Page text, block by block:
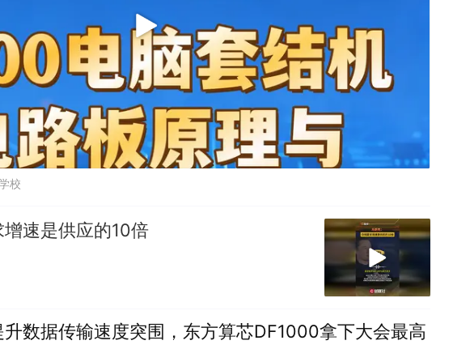
校
速是供应的10倍
数据传输速度突围，东方算芯DF1000拿下大会最高